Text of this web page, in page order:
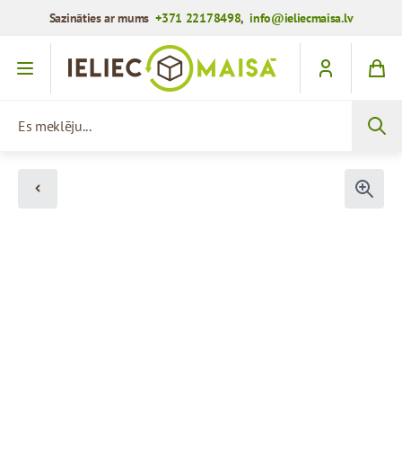
Sazināties ar mums+371 22178498,info@ieliecmaisa.lv
Iet uz saturu